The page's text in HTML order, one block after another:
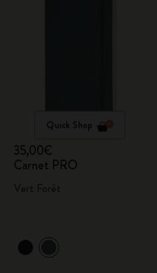
Quick Shop
35,00€
Carnet PRO